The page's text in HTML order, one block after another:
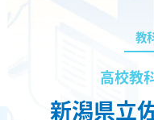
教
高校教
新潟県立